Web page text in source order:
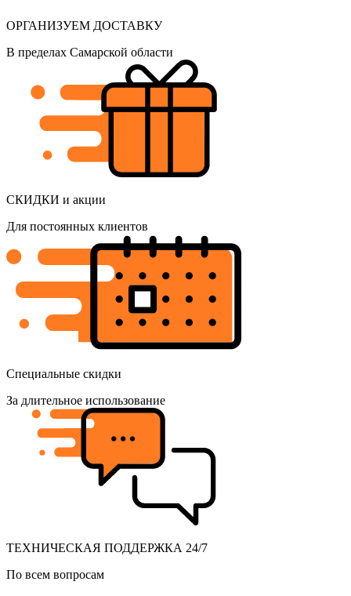
ОРГАНИЗУЕМ ДОСТАВКУ
В пределах Самарской области
СКИДКИ и акции
Для постоянных клиентов
Специальные скидки
За длительное использование
ТЕХНИЧЕСКАЯ ПОДДЕРЖКА 24/7
По всем вопросам